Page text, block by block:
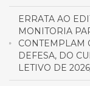
ERRATA AO
MONITORIA
CONTEMPLAM
DEFESA, DO
LETIVO DE